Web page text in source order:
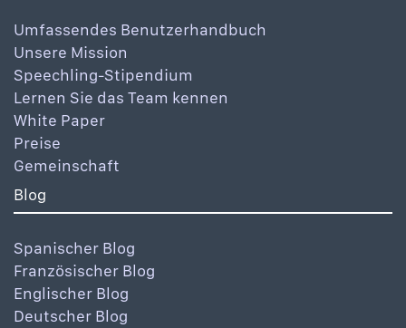
Umfassendes Benutzerhandbuch
Unsere Mission
Speechling-Stipendium
Lernen Sie das Team kennen
White Paper
Preise
Gemeinschaft
Blog
Spanischer Blog
Französischer Blog
Englischer Blog
Deutscher Blog